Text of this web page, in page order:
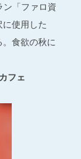
ン「ファロ資
使用した
。食欲の秋に
フェ